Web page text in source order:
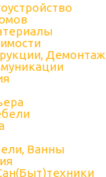
Демонтаж
Ванны